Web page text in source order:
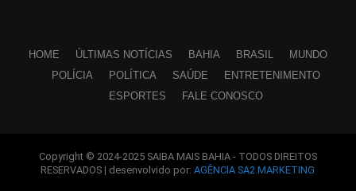
HOME ÚLTIMAS NOTÍCIAS BAHIA BRASIL
MUNDO
POLÍCIA
POLÍTICA SAÚDE
ENTRETENIMENTO
ESPORTES
FALE CONOSCO
Copyright © 2024-2025 SAIBA MAIS BAHIA - TODOS DIREITOS
RESERVADOS | desenvolvido por:AGÊNCIA SA2 MARKETING